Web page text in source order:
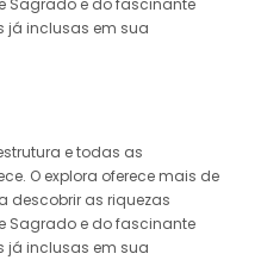
Sagrado e do fascinante
já inclusas em sua
e todas as
O explora oferece mais de
descobrir as riquezas
Sagrado e do fascinante
já inclusas em sua